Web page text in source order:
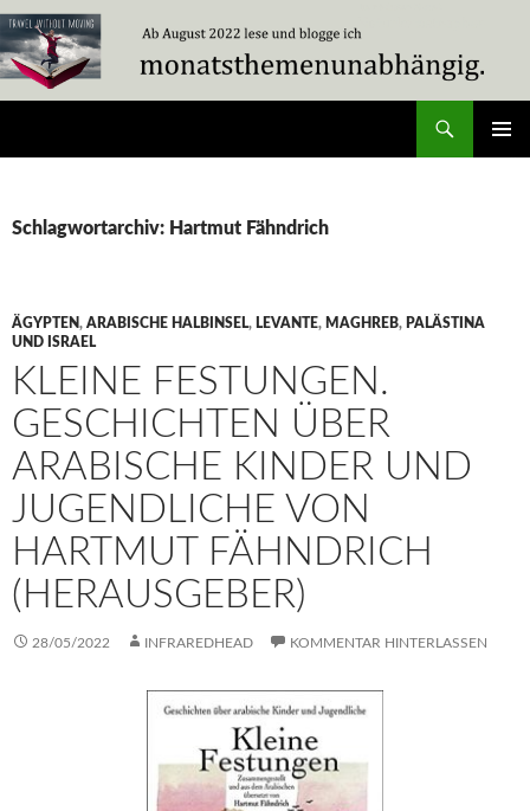
Zum
Inhalt
springen
Schlagwortarchiv: Hartmut Fähndrich
ÄGYPTEN, ARABISCHE HALBINSEL, LEVANTE, MAGHREB, PALÄSTINA
UND ISRAEL
KLEINE FESTUNGEN.
GESCHICHTEN ÜBER
ARABISCHE KINDER UND
JUGENDLICHE VON
HARTMUT FÄHNDRICH
(HERAUSGEBER)
28/05/2022 INFRAREDHEAD KOMMENTAR HINTERLASSEN